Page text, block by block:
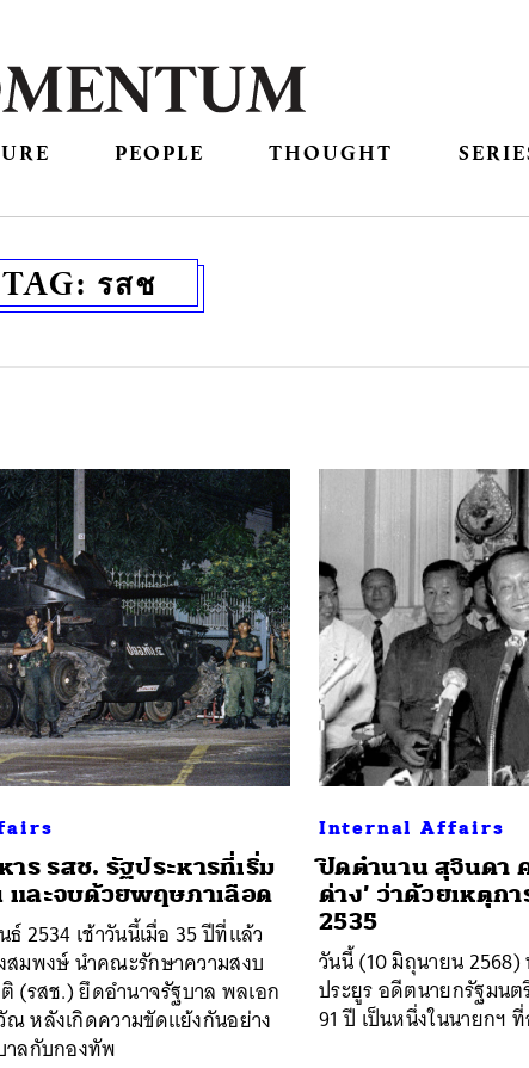
PEOPLE THOUGHT
TAG: รสช
าร รสช. รัฐประหารที่เริ่ม
และจบด้วยพฤษภาเลือด
2534 เช้าวันนี้เมื่อ 35 ปีที่แล้ว
มพงษ์ นำคณะรักษาความสงบ
(รสช.) ยึดอำนาจรัฐบาล พลเอก
หลังเกิดความขัดแย้งกันอย่าง
าลกับกองทัพ
Internal Affairs
ปิดตำนาน สุจินดา
ด่าง’ ว่าด้วยเหตุ
2535
วันนี้ (10 มิถุนายน
ประยูร อดีตนายกรัฐมน
91 ปี เป็นหนึ่งในนายกฯ
TWEET LINE EMAIL